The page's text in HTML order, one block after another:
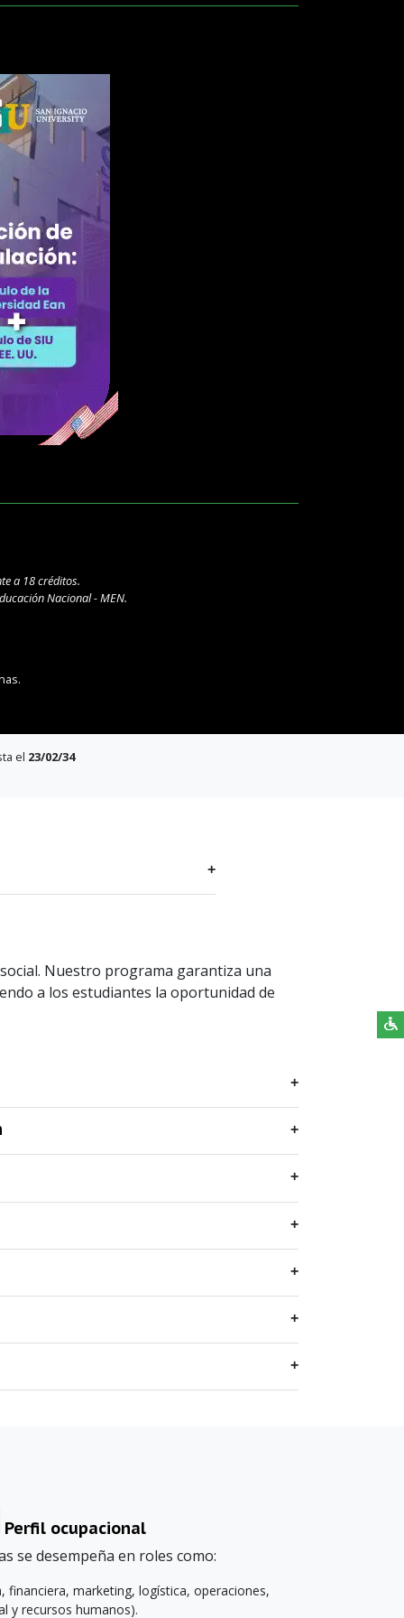
a 18 créditos.
Nacional - MEN.
el 23/02/34
Nuestro programa garantiza una
a los estudiantes la oportunidad de
Perfil ocupacional
se desempeña en roles como:
financiera, marketing, logística, operaciones,
y recursos humanos).